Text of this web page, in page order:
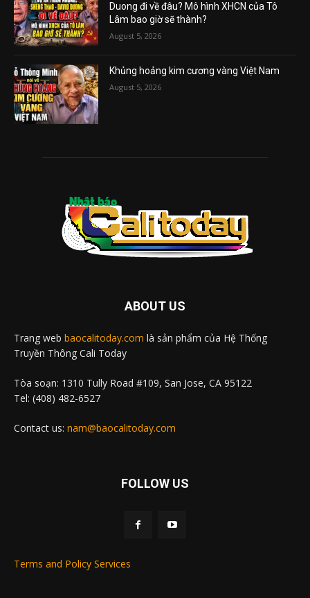
Duong đi về đâu? Mô hình XHCN của Tô
Lâm bao giờ sẽ thành?
August 5, 2026
Khủng hoảng kim cương vàng Việt Nam
August 5, 2026
ABOUT US
Trang web baocalitoday.com là sản phẩm của Hệ Thống
Truyền Thông Cali Today
Tòa soạn: 1310 Tully Road #109, San Jose, CA 95122
Tel: (408) 482-6527
Contact us: nam@baocalitoday.com
FOLLOW US
Terms and Policy Services